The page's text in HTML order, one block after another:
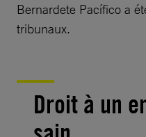
Bernardete Pacífico a
tribunaux.
Droit à un